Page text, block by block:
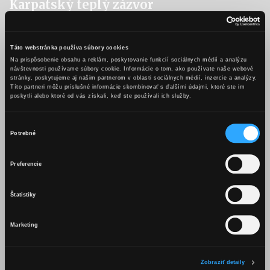
Táto webstránka používa súbory cookies
Na prispôsobenie obsahu a reklám, poskytovanie funkcií sociálnych médií a analýzu
návštevnosti používame súbory cookie. Informácie o tom, ako používate naše webové
stránky, poskytujeme aj našim partnerom v oblasti sociálnych médií, inzercie a analýzy.
Títo partneri môžu príslušné informácie skombinovať s ďalšími údajmi, ktoré ste im
poskytli alebo ktoré od vás získali, keď ste používali ich služby.
Potrebné
Preferencie
Štatistiky
Marketing
Zobraziť detaily
Karpatský teplý zázvor
4 cl Karpatské KB škorica a klinček
Zázvorové plátky
Klinčeky
Horúce zázvorové nealko pivo
Postup
pridáme do servírovacieho skla a zalejeme nahriatym
zázvorovým nealkoholickým pivom, ktoré je vychladené na
teplotu vhodnú na pitie. Môžeme dozdobiť plátkom zázvoru,
Aromatika